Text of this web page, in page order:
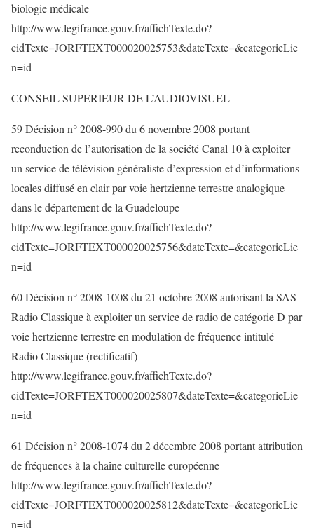
biologie médicale
http://www.legifrance.gouv.fr/affichTexte.do?
cidTexte=JORFTEXT000020025753&dateTexte=&categorieLie
n=id
CONSEIL SUPERIEUR DE L’AUDIOVISUEL
59 Décision n° 2008-990 du 6 novembre 2008 portant
reconduction de l’autorisation de la société Canal 10 à exploiter
un service de télévision généraliste d’expression et d’informations
locales diffusé en clair par voie hertzienne terrestre analogique
dans le département de la Guadeloupe
http://www.legifrance.gouv.fr/affichTexte.do?
cidTexte=JORFTEXT000020025756&dateTexte=&categorieLie
n=id
60 Décision n° 2008-1008 du 21 octobre 2008 autorisant la SAS
Radio Classique à exploiter un service de radio de catégorie D par
voie hertzienne terrestre en modulation de fréquence intitulé
Radio Classique (rectificatif)
http://www.legifrance.gouv.fr/affichTexte.do?
cidTexte=JORFTEXT000020025807&dateTexte=&categorieLie
n=id
61 Décision n° 2008-1074 du 2 décembre 2008 portant attribution
de fréquences à la chaîne culturelle européenne
http://www.legifrance.gouv.fr/affichTexte.do?
cidTexte=JORFTEXT000020025812&dateTexte=&categorieLie
n=id